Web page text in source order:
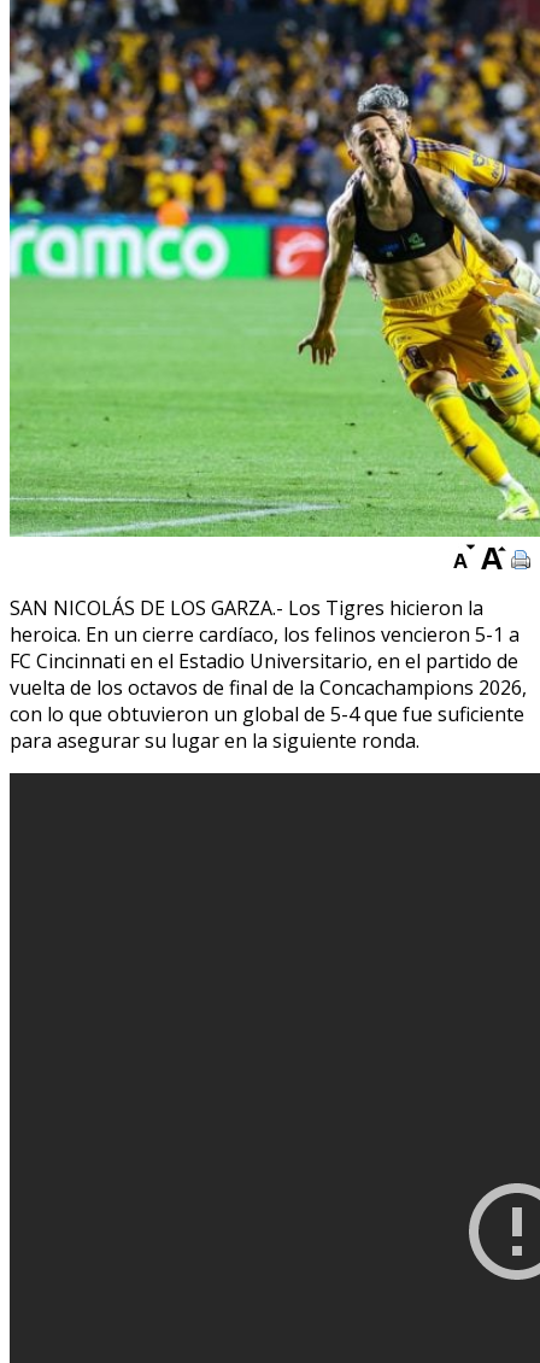
SAN NICOLÁS DE LOS GARZA.- Los Tigres hicieron la
heroica. En un cierre cardíaco, los felinos vencieron 5-1 a
FC Cincinnati en el Estadio Universitario, en el partido de
vuelta de los octavos de final de la Concachampions 2026,
con lo que obtuvieron un global de 5-4 que fue suficiente
para asegurar su lugar en la siguiente ronda.